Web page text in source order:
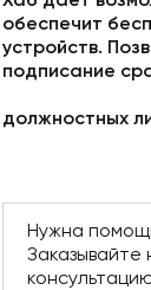
обеспечит
устройств.
подписание
должностных
Нужна
Заказывайте